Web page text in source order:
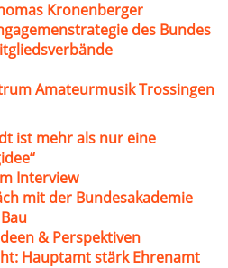
Kronenberger
des Bundes
Amateurmusik Trossingen
ist mehr als nur eine
Interview
mit der Bundesakademie
& Perspektiven
Hauptamt stärk Ehrenamt